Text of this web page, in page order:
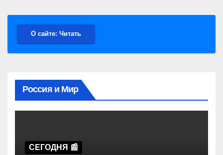
О сайте: Читать
Россия и Мир
СЕГОДНЯ 📰